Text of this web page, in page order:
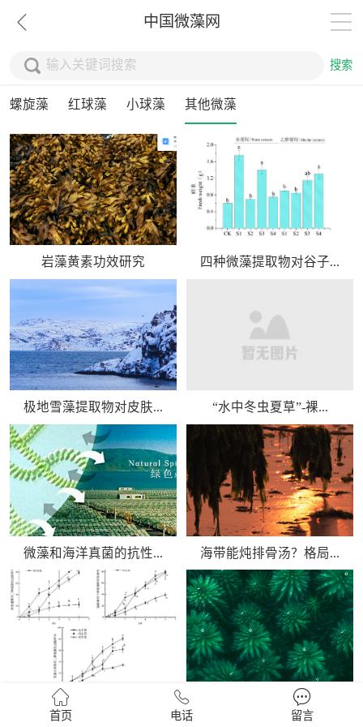
中国微藻网
搜索
螺旋藻 红球藻 小球藻 其他微藻
岩藻黄素功效研究 四种微藻提取物对谷子...
极地雪藻提取物对皮肤... “水中冬虫夏草”-裸...
微藻和海洋真菌的抗性... 海带能炖排骨汤？格局...
三种微藻对不同氮源去... 海水螺旋藻培育及养殖...
首页 电话 留言